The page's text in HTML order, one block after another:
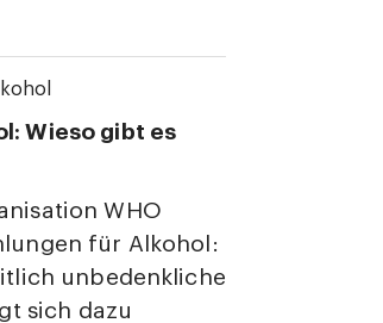
Wieso gibt es
WHO
für Alkohol:
unbedenkliche
sich dazu